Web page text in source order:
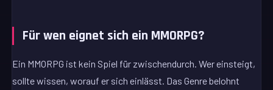
Für wen eignet sich ein MMORPG?
Ein MMORPG ist kein Spiel für zwischendurch. Wer einsteigt,
sollte wissen, worauf er sich einlässt. Das Genre belohnt